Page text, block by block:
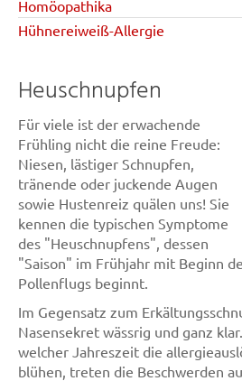
Homöopathika
Hühnereiweiß-Allergie
Heuschnupfen
Für viele ist der erwachende
Frühling nicht die reine Freude:
Niesen, lästiger Schnupfen,
tränende oder juckende Augen
sowie Hustenreiz quälen uns! Sie
kennen die typischen Symptome
des "Heuschnupfens", dessen
"Saison" im Frühjahr mit Beginn
Pollenflugs beginnt.
Im Gegensatz zum
Nasensekret wässrig und ganz
welcher Jahreszeit die
blühen, treten die Beschwerden